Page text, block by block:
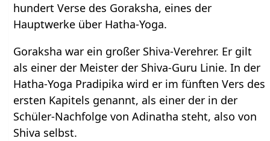
hundert Verse des Goraksha, eines der
Hauptwerke über Hatha-Yoga.
Goraksha war ein großer Shiva-Verehrer. Er gilt
als einer der Meister der Shiva-Guru Linie. In der
Hatha-Yoga Pradipika wird er im fünften Vers des
ersten Kapitels genannt, als einer der in der
Schüler-Nachfolge von Adinatha steht, also von
Shiva selbst.